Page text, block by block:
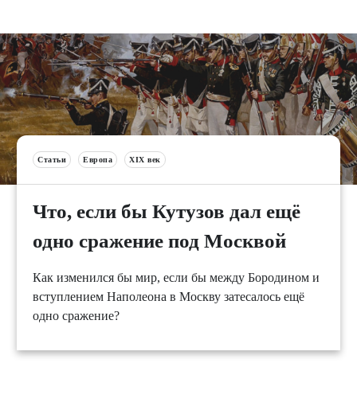
Статьи Европа XIX век
Что, если бы Кутузов дал ещё
одно сражение под Москвой
Как изменился бы мир, если бы между Бородином и
вступлением Наполеона в Москву затесалось ещё
одно сражение?